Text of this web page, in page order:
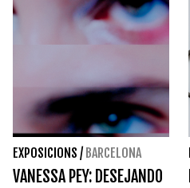
EXPOSICIONS / BARCELONA
VANESSA PEY: DESEJANDO